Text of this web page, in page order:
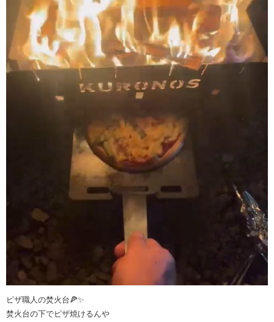
ピザ職人の焚火台🍕✨
焚火台の下でピザ焼けるんや